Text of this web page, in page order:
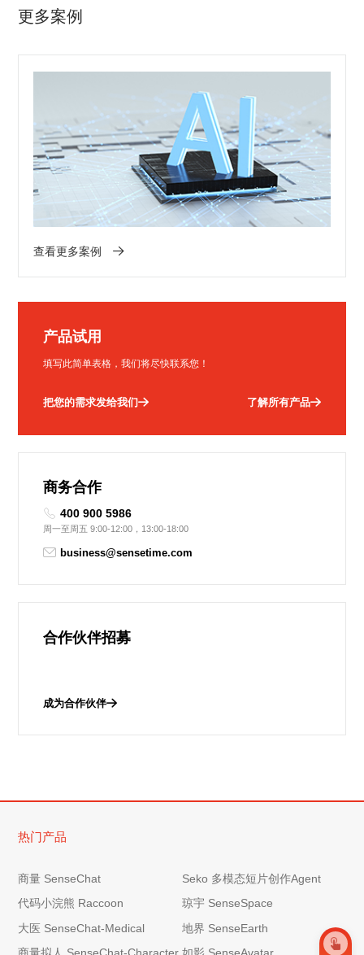
更多案例
查看更多案例
产品试用
填写此简单表格，我们将尽快联系您！
把您的需求发给我们 了解所有产品
商务合作
400 900 5986
周一至周五 9:00-12:00，13:00-18:00
business@sensetime.com
合作伙伴招募
成为合作伙伴
热门产品
商量 SenseChat
Seko 多模态短片创作Agent
代码小浣熊 Raccoon
琼宇 SenseSpace
大医 SenseChat-Medical
地界 SenseEarth